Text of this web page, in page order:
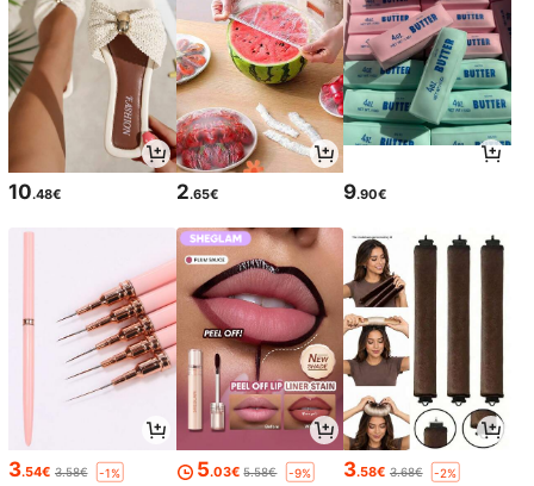
10.48€ 2.65€ 9.90€
3.54€ 3.58€ -1% 5.03€ 5.58€ -9% 3.58€ 3.68€ -2%